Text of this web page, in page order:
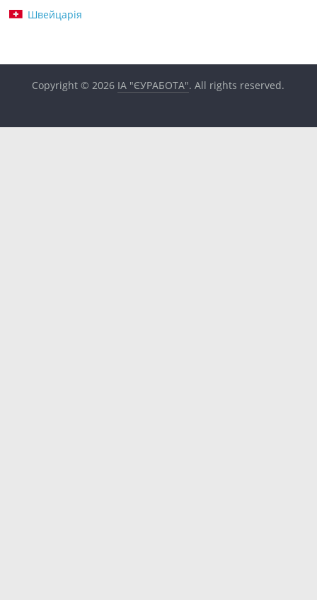
Швейцарія
Copyright © 2026 ІА "ЄУРАБОТА". All rights reserved.